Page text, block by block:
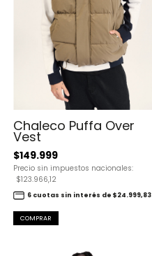
Chaleco Puffa Over
Vest
$149.999
Precio sin impuestos nacionales:
$123.966,12
6 cuotas sin interés de $24.999,83
COMPRAR